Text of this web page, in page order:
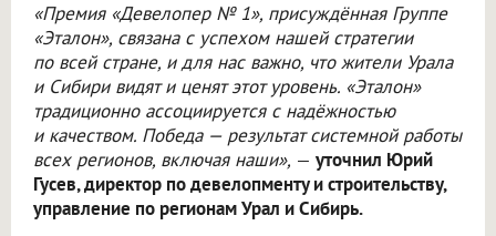
«Премия «Девелопер № 1», присуждённая Группе
«Эталон», связана с успехом нашей стратегии
по всей стране, и для нас важно, что жители Урала
и Сибири видят и ценят этот уровень. «Эталон»
традиционно ассоциируется с надёжностью
и качеством. Победа — результат системной работы
всех регионов, включая наши», — уточнил Юрий
Гусев, директор по девелопменту и строительству,
управление по регионам Урал и Сибирь.